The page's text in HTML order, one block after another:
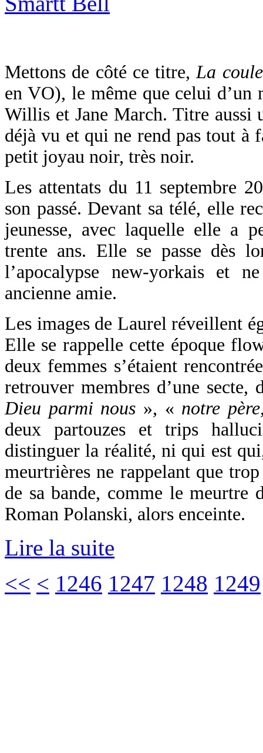
Mettons de côté ce titre, La
en VO), le même que celui d’un
Willis et Jane March. Titre aussi
déjà vu et qui ne rend pas tout à
petit joyau noir, très noir.
Les attentats du 11 septembre
son passé. Devant sa télé, elle
jeunesse, avec laquelle elle a
trente ans. Elle se passe dès
l’apocalypse new-yorkais et
ancienne amie.
Les images de Laurel réveillent
Elle se rappelle cette époque
deux femmes s’étaient
retrouver membres d’une
Dieu parmi nous », « notre
deux
partouzes et trips
distinguer la réalité, ni qui est
meurtrières ne rappelant que
de sa bande, comme le meurtre
Roman Polanski, alors enceinte.
Lire la suite
<< < 1246 1247 1248 1249